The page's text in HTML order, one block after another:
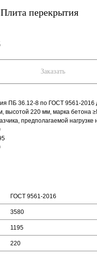
перекрытия
Заказать
ПБ 36.12-8 по ГОСТ 9561-2016
высотой 220 мм, марка бетона
предполагаемой нагрузке
ГОСТ 9561-2016
3580
1195
220